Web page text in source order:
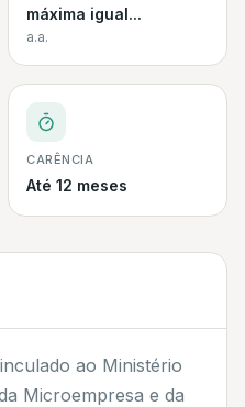
máxima igual...
a.a.
CARÊNCIA
Até 12 meses
ao Ministério
Microempresa e da